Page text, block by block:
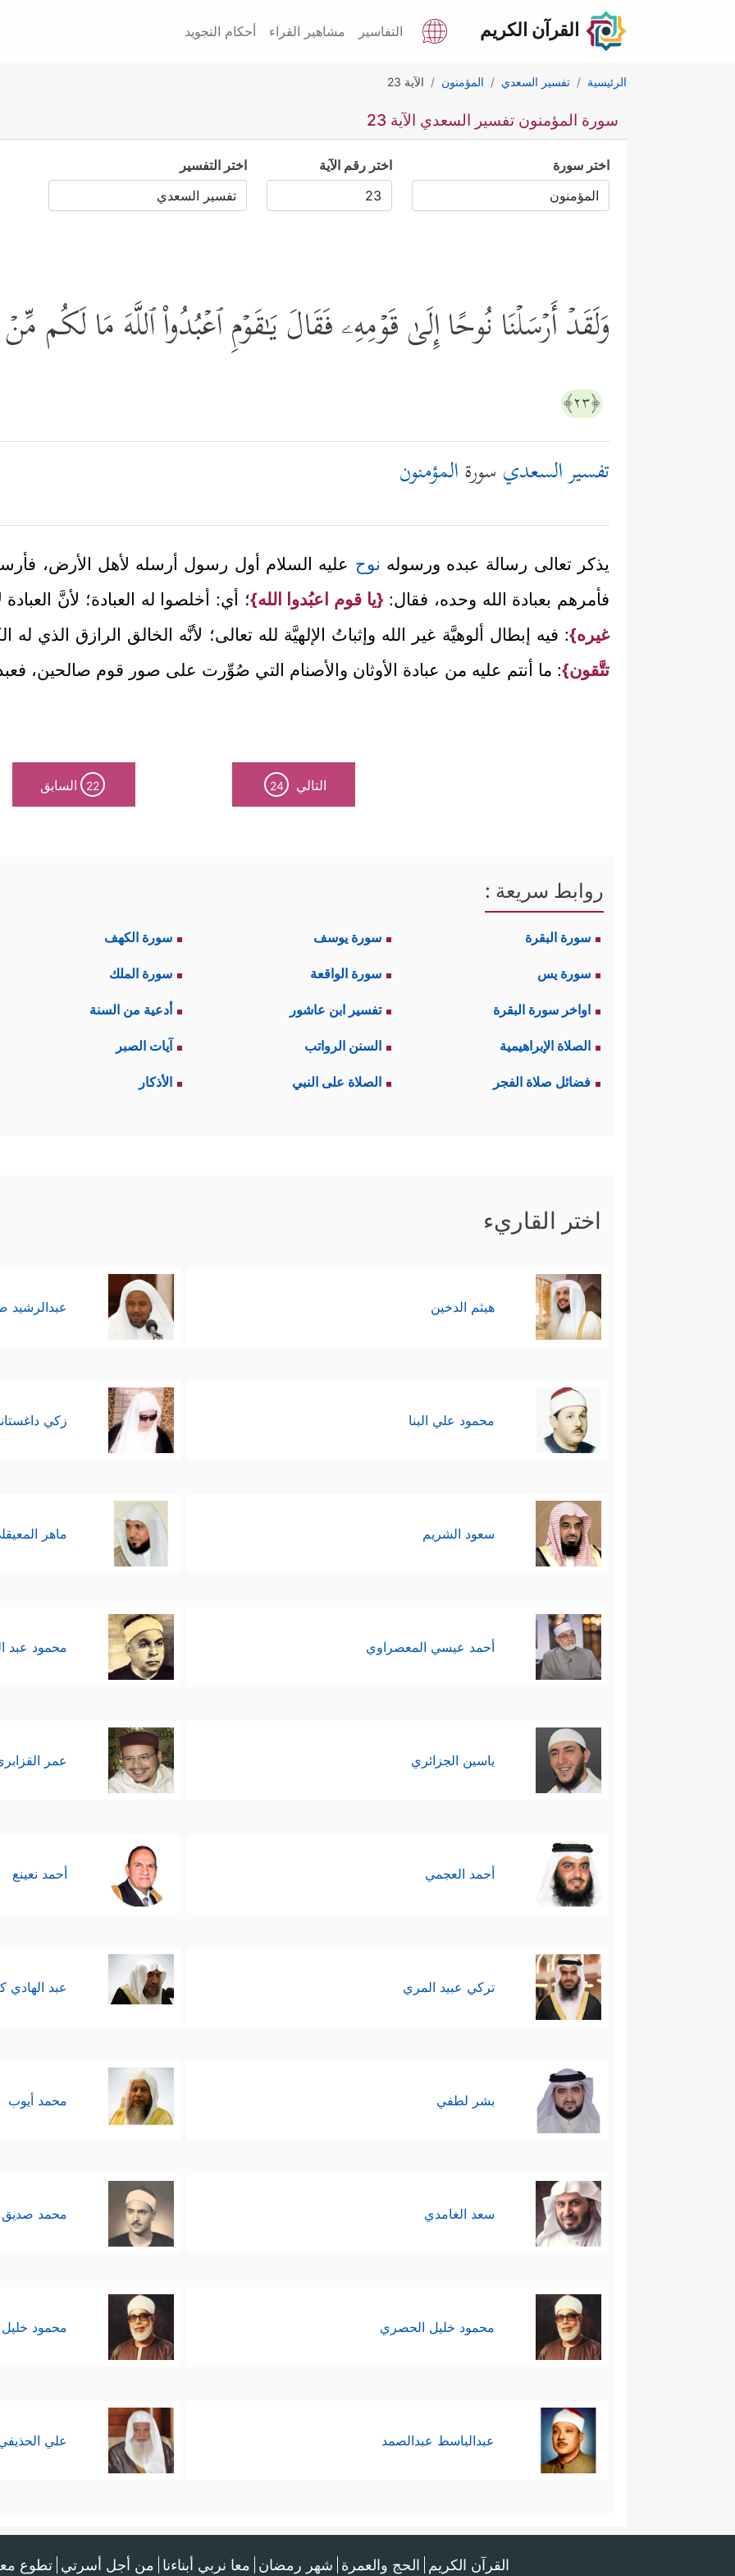
القرآن الكريم التفاسير مشاهير القراء أحكام التجويد
الرئيسية تفسير السعدي المؤمنون الآية 23
سورة المؤمنون تفسير السعدي الآية 23
اختر سورة اختر رقم الآية اختر التفسير
وَلَقَدۡ أَرۡسَلۡنَا نُوحًا إِلَىٰ قَوۡمِهِۦ فَقَالَ یَـٰقَوۡمِ ٱعۡبُدُواْ ٱللَّهَ مَا لَكُم مِّنۡ
﴿٢٣﴾
تفسير السعدي سورةالمؤمنون
يذكر تعالى رسالة عبده ورسوله نوح عليه السلام أول رسول أرسله لأهل الأرض،
فأمرهم بعبادة الله وحده، فقال: {يا قوم اعبُدوا الله}؛ أي: أخلصوا له العبادة؛ لأنَّ
غيره}: فيه إبطال ألوهيَّة غير الله وإثباتُ الإلهيَّة لله تعالى؛ لأنَّه الخالق الرازق الذي
تتَّقون}: ما أنتم عليه من عبادة الأوثان والأصنام التي صُوِّرت على صور قوم صالحين،
التالي 24
22 السابق
روابط سريعة :
سورة البقرة سورة يوسف سورة الكهف
سورة يس سورة الواقعة سورة الملك
اواخر سورة البقرة تفسير ابن عاشور أدعية من السنة
الصلاة الإبراهيمية السنن الرواتب آيات الصبر
فضائل صلاة الفجر الصلاة على النبي الأذكار
اختر القاريء
هيثم الدخين عبدالرشيد
محمود علي البنا زكي
سعود الشريم ماهر
أحمد عيسي المعصراوي محمود عبد
ياسين الجزائري عمر
أحمد العجمي أحمد نعينع
تركي عبيد المري عبد الهادي
بشر لطفي محمد أيوب
سعد الغامدي محمد صديق
محمود خليل الحصري محمود
عبدالباسط عبدالصمد علي
القرآن الكريم الحج والعمرة شهر رمضان معا نربي أبناءنا من أجل أسرتي تطوع